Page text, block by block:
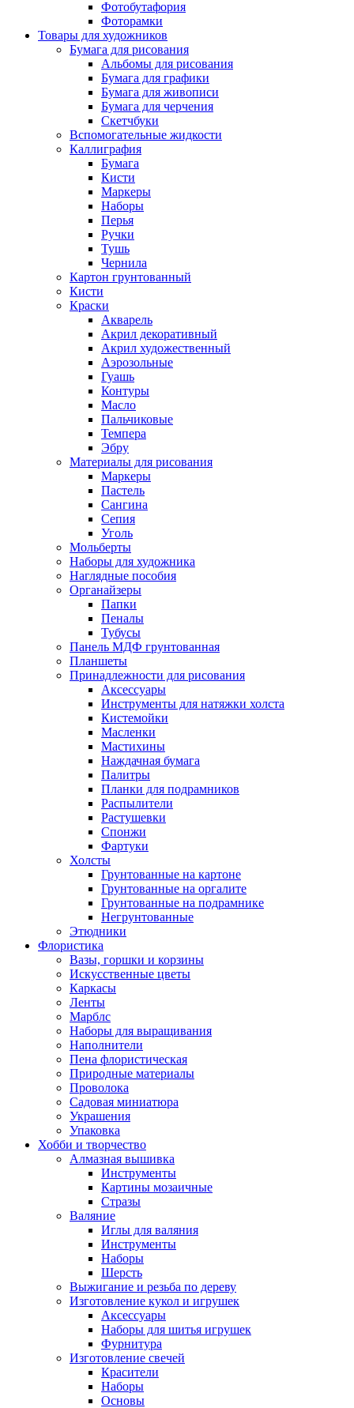
Фотобутафория
Фоторамки
Товары для художников
Бумага для рисования
Альбомы для рисования
Бумага для графики
Бумага для живописи
Бумага для черчения
Скетчбуки
Вспомогательные жидкости
Каллиграфия
Бумага
Кисти
Маркеры
Наборы
Перья
Ручки
Тушь
Чернила
Картон грунтованный
Кисти
Краски
Акварель
Акрил декоративный
Акрил художественный
Аэрозольные
Гуашь
Контуры
Масло
Пальчиковые
Темпера
Эбру
Материалы для рисования
Маркеры
Пастель
Сангина
Сепия
Уголь
Мольберты
Наборы для художника
Наглядные пособия
Органайзеры
Папки
Пеналы
Тубусы
Панель МДФ грунтованная
Планшеты
Принадлежности для рисования
Аксессуары
Инструменты для натяжки холста
Кистемойки
Масленки
Мастихины
Наждачная бумага
Палитры
Планки для подрамников
Распылители
Растушевки
Спонжи
Фартуки
Холсты
Грунтованные на картоне
Грунтованные на оргалите
Грунтованные на подрамнике
Негрунтованные
Этюдники
Флористика
Вазы, горшки и корзины
Искусственные цветы
Каркасы
Ленты
Марблс
Наборы для выращивания
Наполнители
Пена флористическая
Природные материалы
Проволока
Садовая миниатюра
Украшения
Упаковка
Хобби и творчество
Алмазная вышивка
Инструменты
Картины мозаичные
Стразы
Валяние
Иглы для валяния
Инструменты
Наборы
Шерсть
Выжигание и резьба по дереву
Изготовление кукол и игрушек
Аксессуары
Наборы для шитья игрушек
Фурнитура
Изготовление свечей
Красители
Наборы
Основы